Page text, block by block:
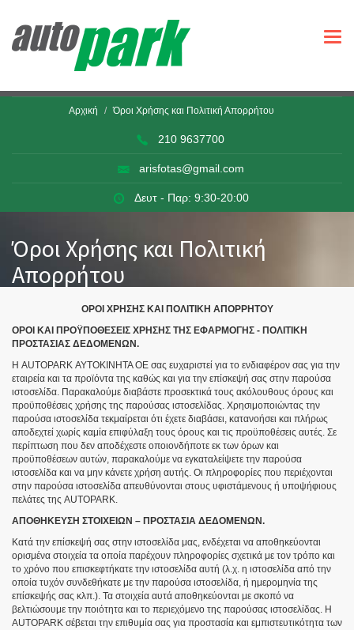
Αρχική Όροι Χρήσης και Πολιτική Απορρήτου
210 9637700
arisfotas@gmail.com
Δευτ - Παρ: 9:30-20:00
Όροι Χρήσης και Πολιτική
Απορρήτου
ΟΡΟΙ ΧΡΗΣΗΣ ΚΑΙ ΠΟΛΙΤΙΚΗ ΑΠΟΡΡΗΤΟΥ
ΟΡΟΙ ΚΑΙ ΠΡΟΫΠΟΘΕΣΕΙΣ ΧΡΗΣΗΣ ΤΗΣ ΕΦΑΡΜΟΓΗΣ - ΠΟΛΙΤΙΚΗ
ΠΡΟΣΤΑΣΙΑΣ ΔΕΔΟΜΕΝΩΝ.
Η AUTOPARK ΑΥΤΟΚΙΝΗΤΑ OE σας ευχαριστεί για το ενδιαφέρον σας για την
εταιρεία και τα προϊόντα της καθώς και για την επίσκεψή σας στην παρούσα
ιστοσελίδα. Παρακαλούμε διαβάστε προσεκτικά τους ακόλουθους όρους και
προϋποθέσεις χρήσης της παρούσας ιστοσελίδας. Χρησιμοποιώντας την
παρούσα ιστοσελίδα τεκμαίρεται ότι έχετε διαβάσει, κατανοήσει και πλήρως
αποδεχτεί χωρίς καμία επιφύλαξη τους όρους και τις προϋποθέσεις αυτές. Σε
περίπτωση που δεν αποδέχεστε οποιονδήποτε εκ των όρων και
προϋποθέσεων αυτών, παρακαλούμε να εγκαταλείψετε την παρούσα
ιστοσελίδα και να μην κάνετε χρήση αυτής. Οι πληροφορίες που περιέχονται
στην παρούσα ιστοσελίδα απευθύνονται στους υφιστάμενους ή υποψήφιους
πελάτες της AUTOPARK.
ΑΠΟΘΗΚΕΥΣΗ ΣΤΟΙΧΕΙΩΝ – ΠΡΟΣΤΑΣΙΑ ΔΕΔΟΜΕΝΩΝ.
Κατά την επίσκεψή σας στην ιστοσελίδα μας, ενδέχεται να αποθηκεύονται
ορισμένα στοιχεία τα οποία παρέχουν πληροφορίες σχετικά με τον τρόπο και
το χρόνο που επισκεφτήκατε την ιστοσελίδα αυτή (λ.χ. η ιστοσελίδα από την
οποία τυχόν συνδεθήκατε με την παρούσα ιστοσελίδα, ή ημερομηνία της
επίσκεψής σας κλπ.). Τα στοιχεία αυτά αποθηκεύονται με σκοπό να
βελτιώσουμε την ποιότητα και το περιεχόμενο της παρούσας ιστοσελίδας. Η
AUTOPARK σέβεται την επιθυμία σας για προστασία και εμπιστευτικότητα των